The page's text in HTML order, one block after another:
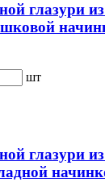
глазури
шт
глазури